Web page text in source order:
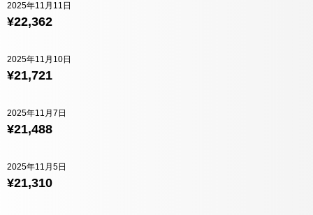
¥22,362
2025年11月11日
¥21,721
2025年11月10日
¥21,488
2025年11月7日
¥21,310
2025年11月5日